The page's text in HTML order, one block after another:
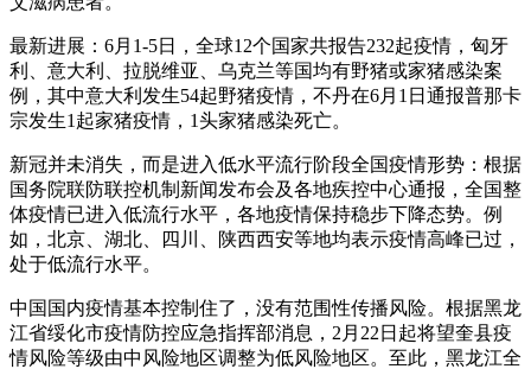
最新进展：6月1-5日，全球12个国家共报告232起疫情，匈牙
利、意大利、拉脱维亚、乌克兰等国均有野猪或家猪感染案
例，其中意大利发生54起野猪疫情，不丹在6月1日通报普那卡
宗发生1起家猪疫情，1头家猪感染死亡。
新冠并未消失，而是进入低水平流行阶段全国疫情形势：根据
国务院联防联控机制新闻发布会及各地疾控中心通报，全国整
体疫情已进入低流行水平，各地疫情保持稳步下降态势。例
如，北京、湖北、四川、陕西西安等地均表示疫情高峰已过，
处于低流行水平。
中国国内疫情基本控制住了，没有范围性传播风险。根据黑龙
江省绥化市疫情防控应急指挥部消息，2月22日起将望奎县疫
情风险等级由中风险地区调整为低风险地区。至此，黑龙江全